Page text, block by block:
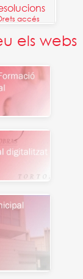
accés
els webs